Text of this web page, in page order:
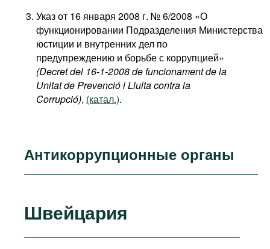
Указ от 16 января 2008 г. № 6/2008 «О
функционировании Подразделения Министерства
юстиции и внутренних дел по
предупреждению и борьбе с коррупцией»
(Decret del 16-1-2008 de funcionament de la
Unitat de Prevenció i Lluita contra la
Corrupció), (катал.).
Антикоррупционные органы
Швейцария